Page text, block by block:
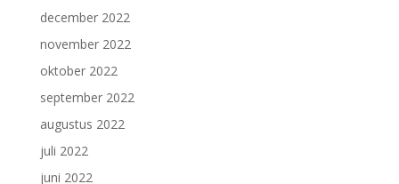
december 2022
november 2022
oktober 2022
september 2022
augustus 2022
juli 2022
juni 2022